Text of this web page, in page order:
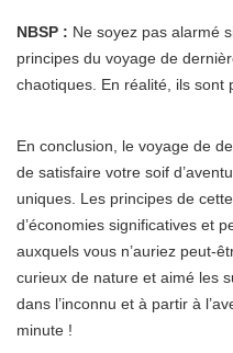
NBSP : Ne soyez pas alarmé
principes du voyage de
chaotiques. En réalité, ils sont
En conclusion, le voyage de
de satisfaire votre soif
uniques. Les principes de
d’économies significatives et
auxquels vous n’auriez peut-
curieux de nature et aimé les
dans l’inconnu et à partir à
minute !